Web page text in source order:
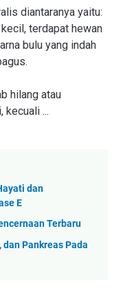
diantaranya yaitu:
terdapat hewan
bulu yang indah
hilang atau
kecuali ...
dan
E
Terbaru
Pankreas Pada